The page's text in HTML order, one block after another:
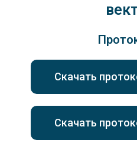
Скачать
Скачать